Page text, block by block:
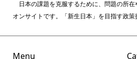
日本の課題を克服するために、問題の所在
オンサイトです。「新生日本」を目指す政策
Menu